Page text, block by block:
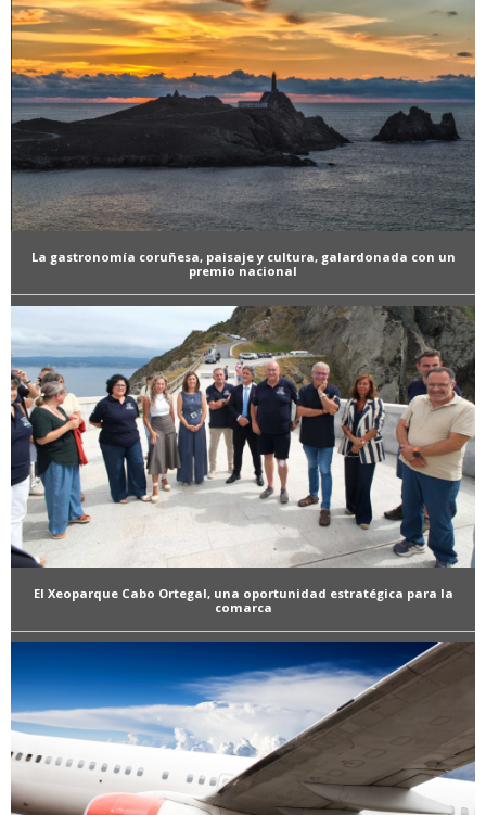
La gastronomía coruñesa, paisaje y cultura, galardonada con un
premio nacional
El Xeoparque Cabo Ortegal, una oportunidad estratégica para la
comarca